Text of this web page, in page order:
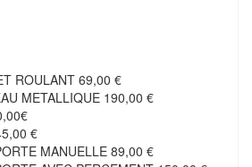
ROULANT 69,00 €
METALLIQUE 190,00 €
€
MANUELLE 89,00 €